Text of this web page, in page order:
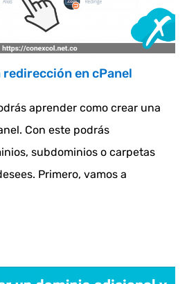
redirección en cPanel
aprender como crear una
Con este podrás
subdominios o carpetas
Primero, vamos a